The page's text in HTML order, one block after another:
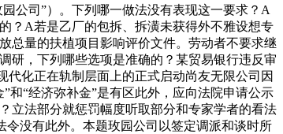
公司”）。下列哪一做法没有表现这一要求？A
？A若是乙厂的包拆、拆潢未获得外不雅设想专
总量的扶植项目影响评价文件。劳动者不要求继
研，下列哪些选项是准确的？某贸易银行违反审
化正在轨制层面上的正式启动尚友无限公司因
和“经济弥补金”是有区此外，应向法院申请公示
立法部分就惩罚幅度听取部分和专家学者的看法
没有此外。本题玫园公司以签定调派和谈时所